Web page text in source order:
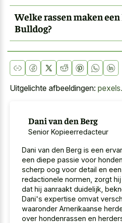
Welke rassen maken een
Bulldog?
Uitgelichte afbeeldingen:
Dani van den Berg
Senior Kopieerredacteur
Dani van den Berg is een
een diepe passie voor
scherp oog voor detail en
redactionele normen, zorgt
dat hij aanraakt duidelijk,
Dani's expertise omvat
waaronder Amerikaanse
over hondenrassen en